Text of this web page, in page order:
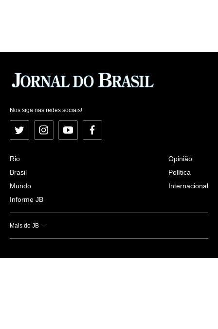
Nos siga nas redes sociais!
Twitter InstagramYouTubeFacebook
Rio
Brasil
Mundo
Informe JB
Opinião
Política
Internacional
Mais do JB
Esportes